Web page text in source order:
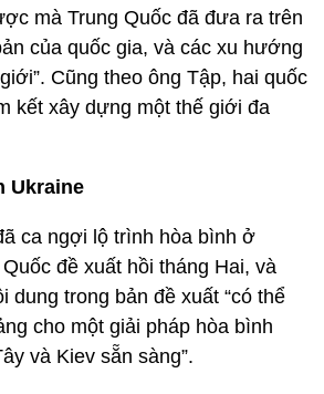
mà Trung Quốc đã đưa ra trên
của quốc gia, và các xu hướng
Cũng theo ông Tập, hai quốc
kết xây dựng một thế giới đa
Ukraine
ca ngợi lộ trình hòa bình ở
đề xuất hồi tháng Hai, và
dung trong bản đề xuất “có thể
cho một giải pháp hòa bình
và Kiev sẵn sàng”.